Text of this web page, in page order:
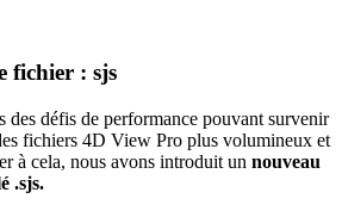
fichier : sjs
des défis de performance pouvant survenir
fichiers 4D View Pro plus volumineux et
à cela, nous avons introduit un nouveau
.sjs.